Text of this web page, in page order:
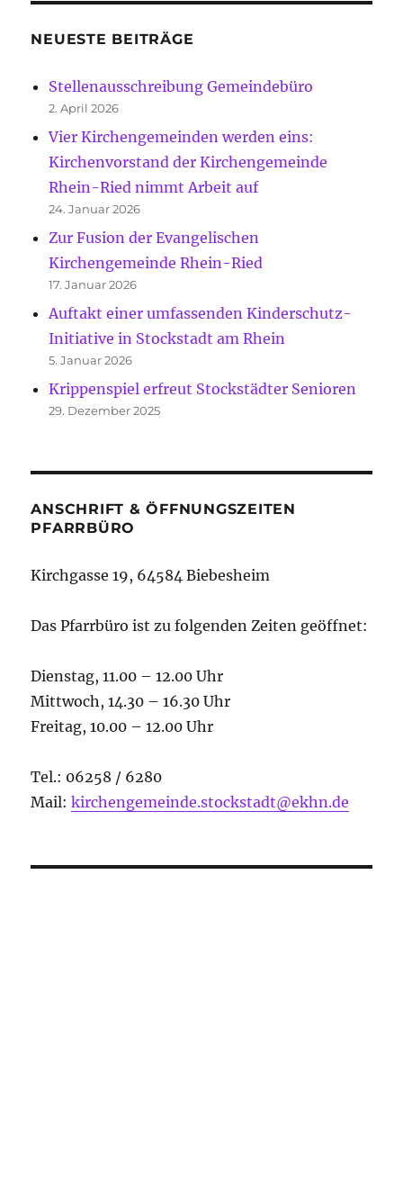
NEUESTE BEITRÄGE
Stellenausschreibung Gemeindebüro
2. April 2026
Vier Kirchengemeinden werden eins:
Kirchenvorstand der Kirchengemeinde
Rhein-Ried nimmt Arbeit auf
24. Januar 2026
Zur Fusion der Evangelischen
Kirchengemeinde Rhein-Ried
17. Januar 2026
Auftakt einer umfassenden Kinderschutz-
Initiative in Stockstadt am Rhein
5. Januar 2026
Krippenspiel erfreut Stockstädter Senioren
29. Dezember 2025
ANSCHRIFT & ÖFFNUNGSZEITEN
PFARRBÜRO
Kirchgasse 19, 64584 Biebesheim
Das Pfarrbüro ist zu folgenden Zeiten geöffnet:
Dienstag, 11.00 – 12.00 Uhr
Mittwoch, 14.30 – 16.30 Uhr
Freitag, 10.00 – 12.00 Uhr
Tel.: 06258 / 6280
Mail:kirchengemeinde.stockstadt@ekhn.de